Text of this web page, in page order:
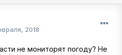
2018
не мониторят погоду? Не